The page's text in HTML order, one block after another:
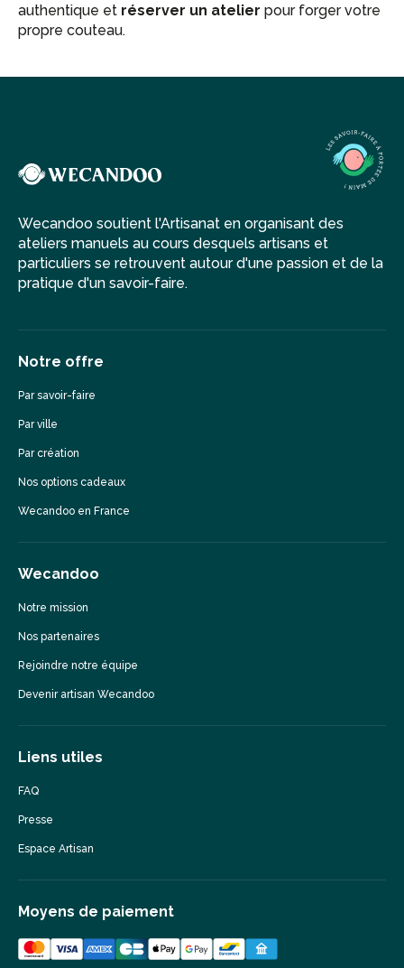
authentique et réserver un atelier pour forger votre
propre couteau.
Wecandoo soutient l'Artisanat en organisant des
ateliers manuels au cours desquels artisans et
particuliers se retrouvent autour d'une passion et de la
pratique d'un savoir-faire.
Notre offre
Par savoir-faire
Par ville
Par création
Nos options cadeaux
Wecandoo en France
Wecandoo
Notre mission
Nos partenaires
Rejoindre notre équipe
Devenir artisan Wecandoo
Liens utiles
FAQ
Presse
Espace Artisan
Moyens de paiement